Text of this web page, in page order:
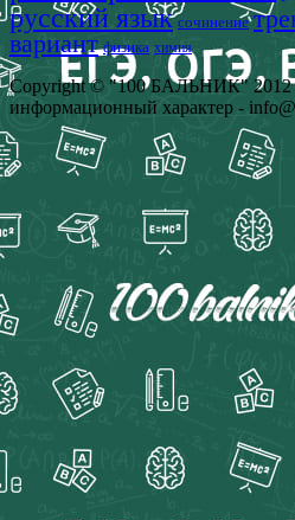
русский язык сочинение
вариант физика химия
Copyright © "100 БАЛЬНИК" 2012
информационный характер -